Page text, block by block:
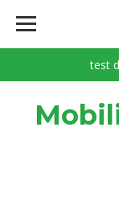
test